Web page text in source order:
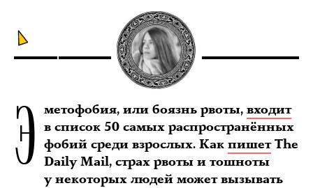
Э метофобия, или боязнь рвоты, входит
в список 50 самых распространённых
фобий среди взрослых. Как пишетThe
Daily Mail, страх рвоты и тошноты
у некоторых людей может вызывать